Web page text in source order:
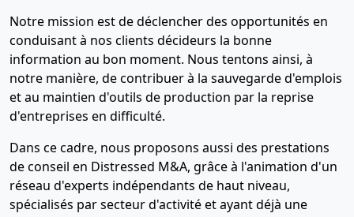
Notre mission est de déclencher des opportunités en
conduisant à nos clients décideurs la bonne
information au bon moment. Nous tentons ainsi, à
notre manière, de contribuer à la sauvegarde d'emplois
et au maintien d'outils de production par la reprise
d'entreprises en difficulté.
Dans ce cadre, nous proposons aussi des prestations
de conseil en Distressed M&A, grâce à l'animation d'un
réseau d'experts indépendants de haut niveau,
spécialisés par secteur d'activité et ayant déjà une